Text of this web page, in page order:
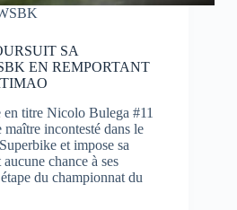
SA
EN REMPORTANT
titre Nicolo Bulega #11
incontesté dans le
et impose sa
chance à ses
du championnat du